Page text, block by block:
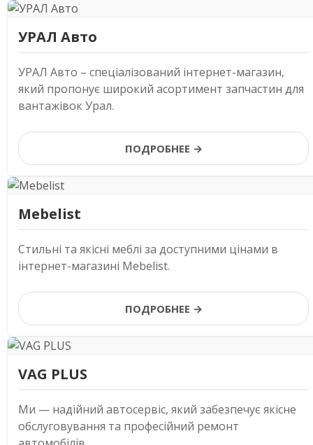
УРАЛ Авто
УРАЛ Авто – спеціалізований інтернет-магазин,
який пропонує широкий асортимент запчастин для
вантажівок Урал.
ПОДРОБНЕЕ →
Mebelist
Стильні та якісні меблі за доступними цінами в
інтернет-магазині Mebelist.
ПОДРОБНЕЕ →
VAG PLUS
Ми — надійний автосервіс, який забезпечує якісне
обслуговування та професійний ремонт